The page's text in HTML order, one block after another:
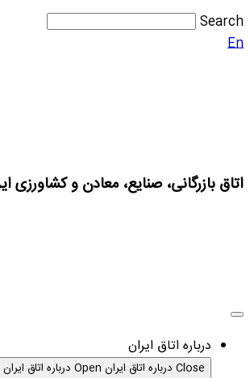
Search
En
اتاق بازرگانی، صنایع، معادن و کشاورزی
درباره اتاق ایران
Close درباره اتاق ایران Open درباره اتاق ایران